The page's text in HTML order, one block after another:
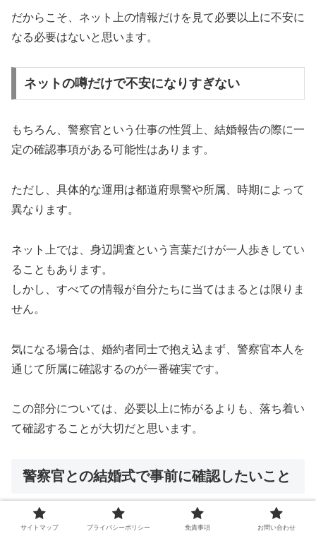
だからこそ、ネット上の情報だけを見て必要以上に不安に
なる必要はないと思います。
ネットの噂だけで不安になりすぎない
もちろん、警察官という仕事の性質上、結婚報告の際に一
定の確認事項がある可能性はあります。
ただし、具体的な運用は都道府県警や所属、時期によって
異なります。
ネット上では、身辺調査という言葉だけが一人歩きしてい
ることもあります。
しかし、すべての情報が自分たちに当てはまるとは限りま
せん。
気になる場合は、婚約者同士で抱え込まず、警察官本人を
通じて所属に確認するのが一番確実です。
この部分については、必要以上に怖がるよりも、落ち着い
て確認することが大切だと思います。
警察官との結婚式で事前に確認したいこと
サイトマップ プライバシーポリシー 免責事項 お問い合わせ